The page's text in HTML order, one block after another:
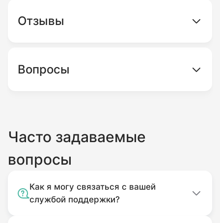
Отзывы
Вопросы
Часто задаваемые
вопросы
Как я могу связаться с вашей
службой поддержки?